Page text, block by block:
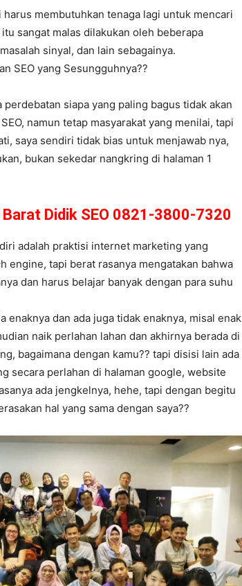
membutuhkan tenaga lagi untuk mencari
sangat malas dilakukan oleh beberapa
sinyal, dan lain sebagainya.
SEO yang Sesungguhnya??
siapa yang paling bagus tidak akan
namun tetap masyarakat yang menilai, tapi
saya sendiri tidak bias untuk menjawab nya,
bukan sekedar nangkring di halaman 1
Didik SEO 0821-3800-7320
adalah praktisi internet marketing yang
engine, tapi berat rasanya mengatakan bahwa
dan harus belajar banyak dengan para suhu
enaknya dan ada juga tidak enaknya, misal enak
naik perlahan lahan dan akhirnya berada di
bagaimana dengan kamu?? tapi disisi lain ada
secara perlahan di halaman google, website
ada jengkelnya, hehe, tapi dengan begitu
hal yang sama dengan saya??